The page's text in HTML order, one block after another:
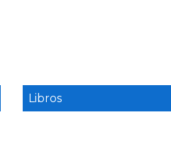
Libros